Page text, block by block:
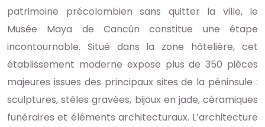
patrimoine précolombien sans quitter la ville, le
Musée Maya de Cancún constitue une étape
incontournable. Situé dans la zone hôtelière, cet
établissement moderne expose plus de 350 pièces
majeures issues des principaux sites de la péninsule :
sculptures, stèles gravées, bijoux en jade, céramiques
funéraires et éléments architecturaux. L’architecture